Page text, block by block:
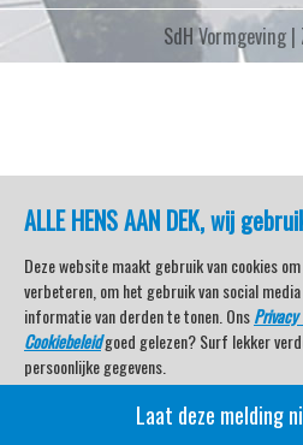
ALLE HENS AAN DEK, wij
Deze website maakt gebruik van cookies
verbeteren, om het gebruik van social
informatie van derden te tonen. OnsPrivacy
Cookiebeleidgoed gelezen? Surf lekker
persoonlijke gegevens.
Veel kijkplezier met Watersport TV
Laat deze melding
SdH Vormgeving |